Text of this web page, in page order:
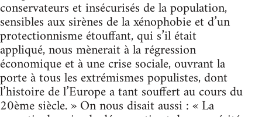
conservateurs et insécurisés de la population,
sensibles aux sirènes de la xénophobie et d’un
protectionnisme étouffant, qui s’il était
appliqué, nous mènerait à la régression
économique et à une crise sociale, ouvrant la
porte à tous les extrémismes populistes, dont
l’histoire de l’Europe a tant souffert au cours du
20ème siècle. » On nous disait aussi : « La